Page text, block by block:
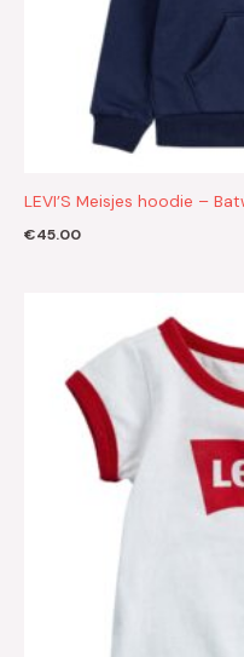
LEVI’S Meisjes hoodie –
€45.00